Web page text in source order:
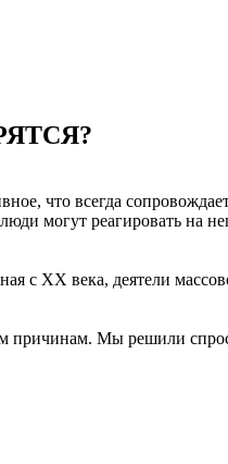
что всегда
могут реагировать на
с XX века, деятели
причинам. Мы решили